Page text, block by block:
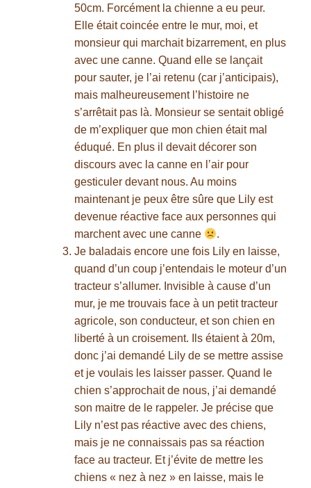
50cm. Forcément la chienne a eu peur.
Elle était coincée entre le mur, moi, et
monsieur qui marchait bizarrement, en plus
avec une canne. Quand elle se lançait
pour sauter, je l’ai retenu (car j’anticipais),
mais malheureusement l’histoire ne
s’arrêtait pas là. Monsieur se sentait obligé
de m’expliquer que mon chien était mal
éduqué. En plus il devait décorer son
discours avec la canne en l’air pour
gesticuler devant nous. Au moins
maintenant je peux être sûre que Lily est
devenue réactive face aux personnes qui
marchent avec une canne
.
Je baladais encore une fois Lily en laisse,
quand d’un coup j’entendais le moteur d’un
tracteur s’allumer. Invisible à cause d’un
mur, je me trouvais face à un petit tracteur
agricole, son conducteur, et son chien en
liberté à un croisement. Ils étaient à 20m,
donc j’ai demandé Lily de se mettre assise
et je voulais les laisser passer. Quand le
chien s’approchait de nous, j’ai demandé
son maitre de le rappeler. Je précise que
Lily n’est pas réactive avec des chiens,
mais je ne connaissais pas sa réaction
face au tracteur. Et j’évite de mettre les
chiens « nez à nez » en laisse, mais le